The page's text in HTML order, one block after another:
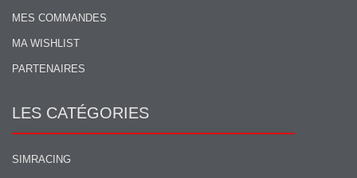
MES COMMANDES
MA WISHLIST
PARTENAIRES
LES CATÉGORIES
SIMRACING